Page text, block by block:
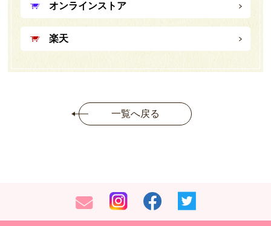
オンラインストア
楽天
一覧へ戻る